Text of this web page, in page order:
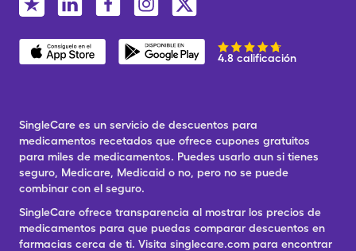
4.8 calificación
SingleCare es un servicio de descuentos para
medicamentos recetados que ofrece cupones gratuitos
para miles de medicamentos. Puedes usarlo aun si tienes
seguro, Medicare, Medicaid o no, pero no se puede
combinar con el seguro.
SingleCare ofrece transparencia al mostrar los precios de
medicamentos para que puedas comparar descuentos en
farmacias cerca de ti. Visita singlecare.com para encontrar